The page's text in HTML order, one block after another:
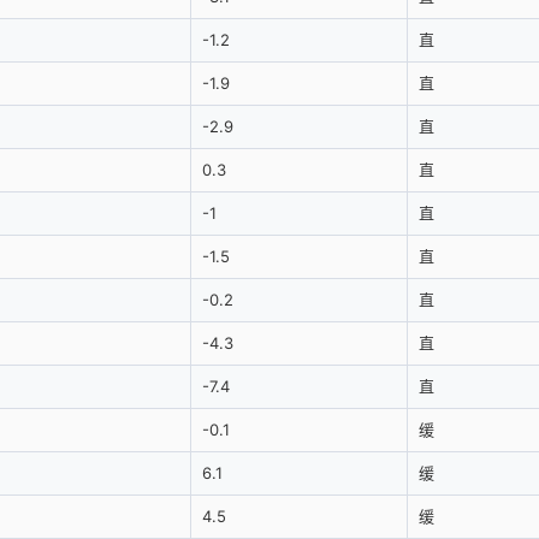
-1.2 直
-1.9 直
-2.9 直
0.3 直
-1 直
-1.5 直
-0.2 直
-4.3 直
-7.4 直
-0.1 缓
6.1 缓
4.5 缓